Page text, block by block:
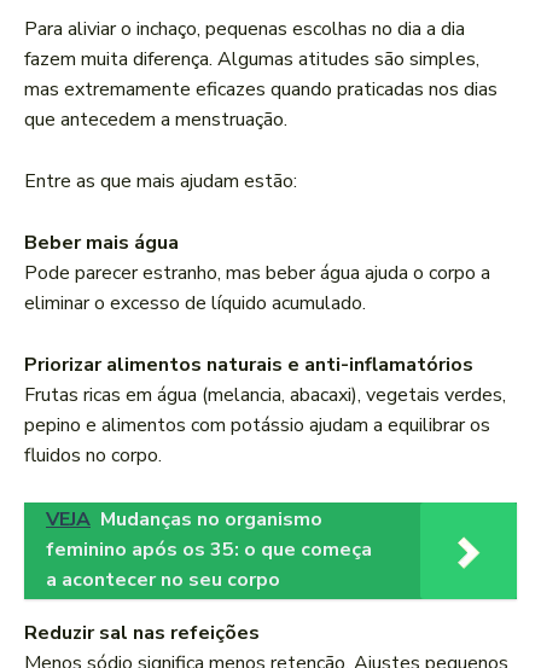
Para aliviar o inchaço, pequenas escolhas no dia a dia
fazem muita diferença. Algumas atitudes são simples,
mas extremamente eficazes quando praticadas nos dias
que antecedem a menstruação.
Entre as que mais ajudam estão:
Beber mais água
Pode parecer estranho, mas beber água ajuda o corpo a
eliminar o excesso de líquido acumulado.
Priorizar alimentos naturais e anti-inflamatórios
Frutas ricas em água (melancia, abacaxi), vegetais verdes,
pepino e alimentos com potássio ajudam a equilibrar os
fluidos no corpo.
VEJA Mudanças no organismo
feminino após os 35: o que começa
a acontecer no seu corpo
Reduzir sal nas refeições